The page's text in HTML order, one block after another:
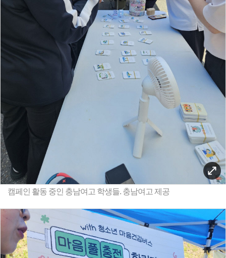
캠페인 활동 중인 충남여고 학생들. 충남여고 제공